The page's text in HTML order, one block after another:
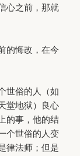
心之前，那就
的悔改，在今
世俗的人（如
堂地狱）良心
的事，他的结
个世俗的人变
律法师；但是